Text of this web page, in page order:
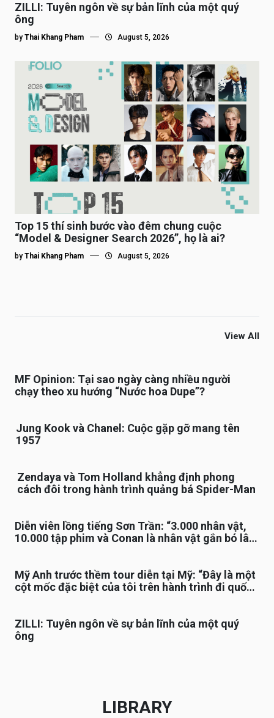
ZILLI: Tuyên ngôn về sự bản lĩnh của một quý
ông
by Thai Khang Pham August 5, 2026
Top 15 thí sinh bước vào đêm chung cuộc
“Model & Designer Search 2026”, họ là ai?
by Thai Khang Pham August 5, 2026
View All
MF Opinion: Tại sao ngày càng nhiều người
chạy theo xu hướng “Nước hoa Dupe”?
Jung Kook và Chanel: Cuộc gặp gỡ mang tên
1957
Zendaya và Tom Holland khẳng định phong
cách đôi trong hành trình quảng bá Spider-Man
Diễn viên lồng tiếng Sơn Trần: “3.000 nhân vật,
10.000 tập phim và Conan là nhân vật gắn bó lâu
Mỹ Anh trước thềm tour diễn tại Mỹ: “Đây là một
cột mốc đặc biệt của tôi trên hành trình đi quốc
ZILLI: Tuyên ngôn về sự bản lĩnh của một quý
ông
LIBRARY